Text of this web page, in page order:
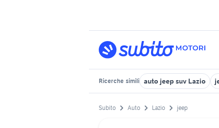
Ricerche simili auto jeep suv Lazio
Subito Auto Lazio jeep